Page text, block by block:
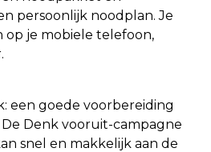
persoonlijk noodplan. Je
op je mobiele telefoon,
een goede voorbereiding
Denk vooruit-campagne
snel en makkelijk aan de